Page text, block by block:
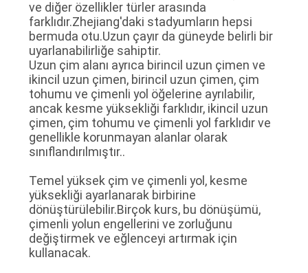
SITE
HARITASI
PRIVACY
POLICY
ve diğer özellikler türler arasında
farklıdır.Zhejiang'daki stadyumların hepsi
bermuda otu.Uzun çayır da güneyde belirli bir
uyarlanabilirliğe sahiptir.
Uzun çim alanı ayrıca birincil uzun çimen ve
ikincil uzun çimen, birincil uzun çimen, çim
tohumu ve çimenli yol öğelerine ayrılabilir,
ancak kesme yüksekliği farklıdır, ikincil uzun
çimen, çim tohumu ve çimenli yol farklıdır ve
genellikle korunmayan alanlar olarak
sınıflandırılmıştır..
Temel yüksek çim ve çimenli yol, kesme
yüksekliği ayarlanarak birbirine
dönüştürülebilir.Birçok kurs, bu dönüşümü,
çimenli yolun engellerini ve zorluğunu
değiştirmek ve eğlenceyi artırmak için
kullanacak.